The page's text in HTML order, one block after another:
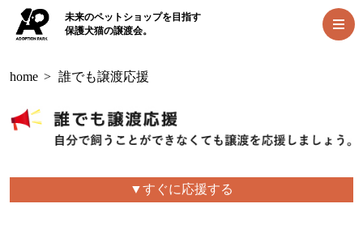
未来のペットショップを目指す
保護犬猫の譲渡会。
home > 誰でも譲渡応援
▼すぐに応援する